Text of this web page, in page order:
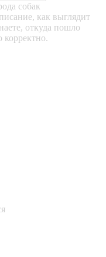
собак
как выглядит
откуда пошло
корректно.